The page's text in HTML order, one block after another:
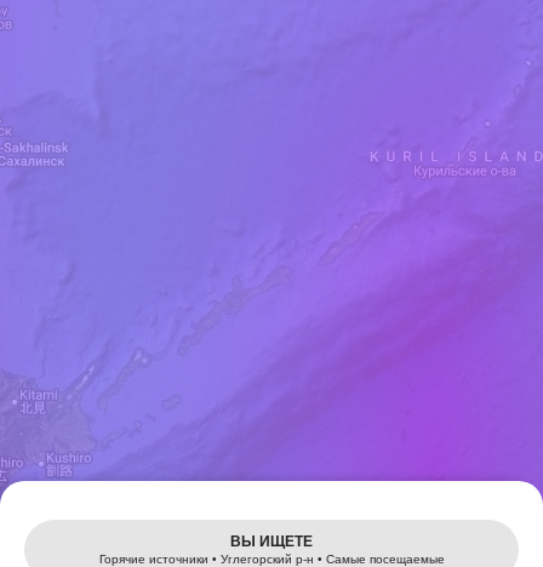
Leaflet
ВЫ ИЩЕТЕ
Горячие источники • Углегорский р-н • Самые посещаемые